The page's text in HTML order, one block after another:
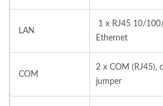
LAN
1 x RJ45 10/
Ethernet
COM
2 x COM (RJ45),
jumper